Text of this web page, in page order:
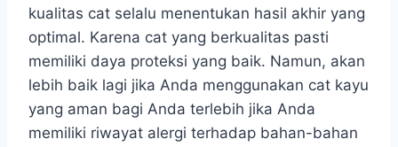
kualitas cat selalu menentukan hasil akhir yang
optimal. Karena cat yang berkualitas pasti
memiliki daya proteksi yang baik. Namun, akan
lebih baik lagi jika Anda menggunakan cat kayu
yang aman bagi Anda terlebih jika Anda
memiliki riwayat alergi terhadap bahan-bahan